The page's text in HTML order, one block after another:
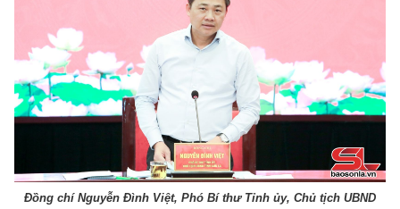
Đồng chí Nguyễn Đình Việt, Phó Bí thư Tỉnh ủy, Chủ tịch UBND